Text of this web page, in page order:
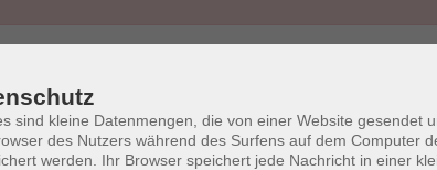
sind kleine Datenmengen, die von einer Website gesendet
des Nutzers während des Surfens auf dem Computer
werden. Ihr Browser speichert jede Nachricht in einer